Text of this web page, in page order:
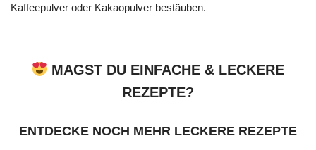
Kaffeepulver oder Kakaopulver bestäuben.
MAGST DU EINFACHE & LECKERE
REZEPTE?
ENTDECKE NOCH MEHR LECKERE REZEPTE